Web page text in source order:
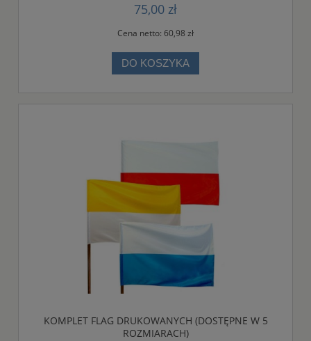
75,00 zł
Cena netto: 60,98 zł
DO KOSZYKA
KOMPLET FLAG DRUKOWANYCH (DOSTĘPNE W 5
ROZMIARACH)